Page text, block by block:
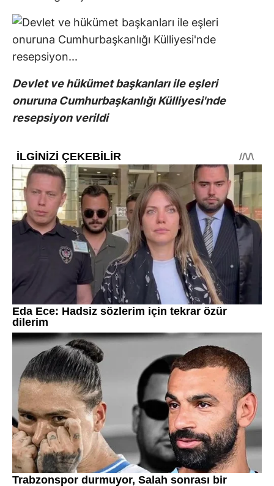
Devlet ve hükümet başkanları ile eşleri
onuruna Cumhurbaşkanlığı Külliyesi'nde
resepsiyon verildi